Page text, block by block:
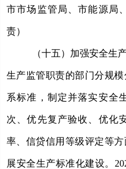
市市场监管局、市能源局
责）
（十五）加强安全生
生产监管职责的部门分规
系标准，制定并落实安全
次、优先复产验收、优化
率、信贷信用等级评定等
展安全生产标准化建设。